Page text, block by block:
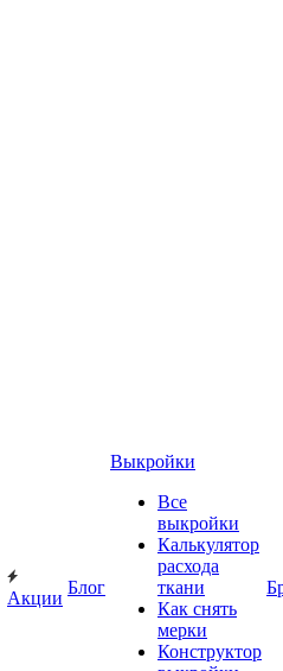
Акции
Блог
Выкройки
Все
выкройки
Калькулятор
расхода
ткани
Как снять
мерки
Конструктор